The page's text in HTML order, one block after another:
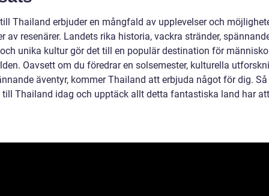
Thailand erbjuder en mångfald av upplevelser och
av resenärer. Landets rika historia, vackra stränder,
unika kultur gör det till en populär destination för
Oavsett om du föredrar en solsemester, kulturella
äventyr, kommer Thailand att erbjuda något för dig.
till Thailand idag och upptäck allt detta fantastiska land har att